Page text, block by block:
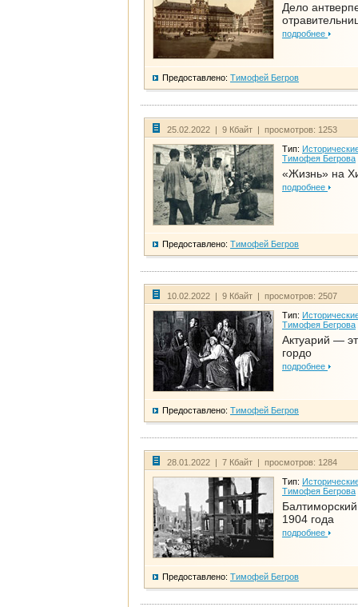
Дело
подробнее
Предоставлено: Тимофей Бегров
25.02.2022 | 9 Кбайт | просмотров: 1253
Тип:
Тимофея Бегрова
«Жизнь» на
подробнее
Предоставлено: Тимофей Бегров
10.02.2022 | 9 Кбайт | просмотров: 2507
Тип:
Тимофея Бегрова
Актуарий —
гордо
подробнее
Предоставлено: Тимофей Бегров
28.01.2022 | 7 Кбайт | просмотров: 1284
Тип:
Тимофея Бегрова
1904 года
подробнее
Предоставлено: Тимофей Бегров